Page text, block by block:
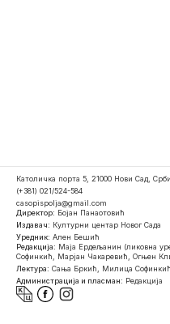
Католичка порта 5, 21000 Нови Сад,
(+381) 021/524-584
casopispolja@gmail.com
Директор: Бојан Панаотовић
Издавач: Културни центар Новог Сада
Уредник: Ален Бешић
Редакција: Маја Ердељанин (ликовна
Софинкић, Марјан Чакаревић, Огњен
Лектура: Сања Бркић, Милица Софинкић
Администрација и пласман: Редакција